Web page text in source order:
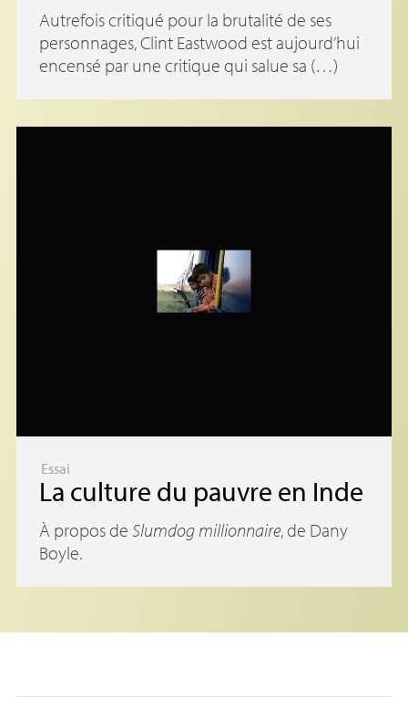
Autrefois critiqué pour la brutalité de ses
personnages, Clint Eastwood est aujourd’hui
encensé par une critique qui salue sa (…)
Essai
La culture du pauvre en Inde
À propos de Slumdog millionnaire, de Dany
Boyle.